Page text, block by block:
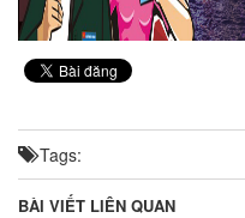
Tags:
BÀI VIẾT LIÊN QUAN